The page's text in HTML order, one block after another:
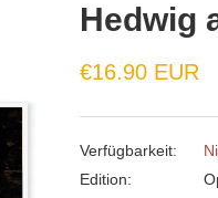
Hedwig
€16.90 EUR
Verfügbarkeit:
Edition: